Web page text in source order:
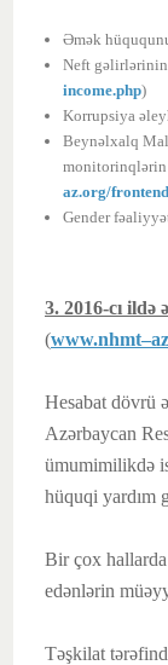
Əmək
Neft gəlirlərinin
income.php)
Korrupsiya
Beynəlxalq
monitorinqlərin
az.org/
Gender
3. 2016-cı ildə
(
Hesabat dövrü
Azərbaycan
ümumimilikdə
hüquqi yardım
Bir çox hallarda
edənlərin
Təşkilat